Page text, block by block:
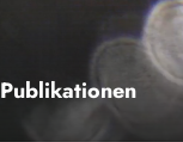
Publikationen